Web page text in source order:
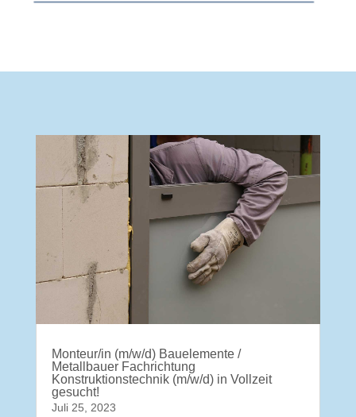
Monteur/in (m/w/d) Bauelemente /
Metallbauer Fachrichtung
Konstruktionstechnik (m/w/d) in Vollzeit
gesucht!
Juli 25, 2023